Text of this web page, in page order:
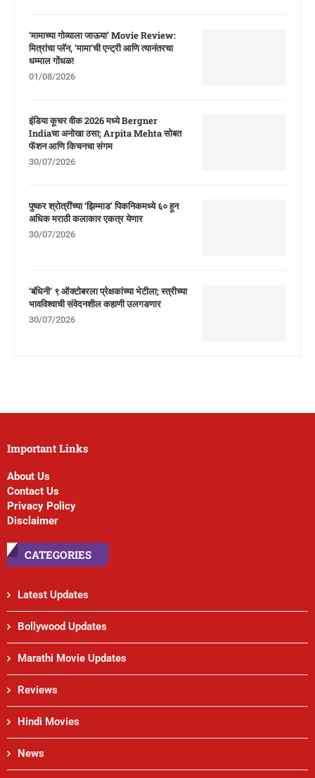
‘मामाच्या गोव्याला जाऊया’ Movie Review:
मित्रांचा प्लॅन, ‘मामा’ची एन्ट्री आणि त्यानंतरचा
धम्माल गोंधळ!
01/08/2026
इंडिया कूचर वीक 2026 मध्ये Bergner
Indiaचा अनोखा ठसा; Arpita Mehta सोबत
फॅशन आणि किचनचा संगम
30/07/2026
पुष्कर श्रोत्रींच्या ‘झिम्माड’ पिकनिकमध्ये ६० हून
अधिक मराठी कलाकार एकत्र येणार
30/07/2026
‘बंधिनी’ ९ ऑक्टोबरला प्रेक्षकांच्या भेटीला; स्त्रीच्या
भावविश्वाची संवेदनशील कहाणी उलगडणार
30/07/2026
Important Links
About Us
Contact Us
Privacy Policy
Disclaimer
CATEGORIES
Latest Updates
Bollywood Updates
Marathi Movie Updates
Reviews
Hindi Movies
News